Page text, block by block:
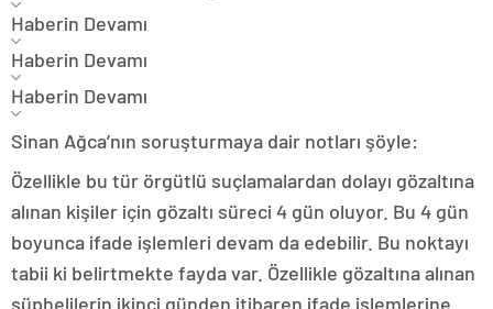
Haberin Devamı
Haberin Devamı
Haberin Devamı
Sinan Ağca’nın soruşturmaya dair notları şöyle:
Özellikle bu tür örgütlü suçlamalardan dolayı gözaltına
alınan kişiler için gözaltı süreci 4 gün oluyor. Bu 4 gün
boyunca ifade işlemleri devam da edebilir. Bu noktayı
tabii ki belirtmekte fayda var. Özellikle gözaltına alınan
şüphelilerin ikinci günden itibaren ifade işlemlerine